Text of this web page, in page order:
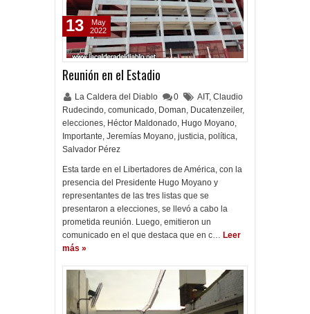
Reunión en el Estadio
La Caldera del Diablo 0 AIT, Claudio
Rudecindo, comunicado, Doman, Ducatenzeiler,
elecciones, Héctor Maldonado, Hugo Moyano,
Importante, Jeremías Moyano, justicia, política,
Salvador Pérez
Esta tarde en el Libertadores de América, con la
presencia del Presidente Hugo Moyano y
representantes de las tres listas que se
presentaron a elecciones, se llevó a cabo la
prometida reunión. Luego, emitieron un
comunicado en el que destaca que en c… Leer
más »
13
May
2022